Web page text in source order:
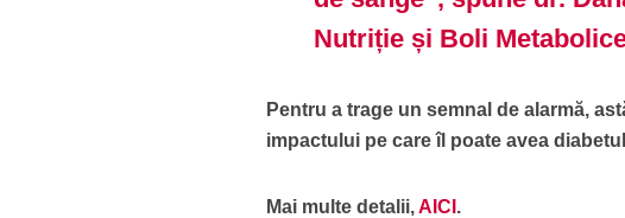
Nutriție și Boli
Pentru a trage un semnal de alarmă,
impactului pe care îl poate avea
Mai multe detalii,AICI .